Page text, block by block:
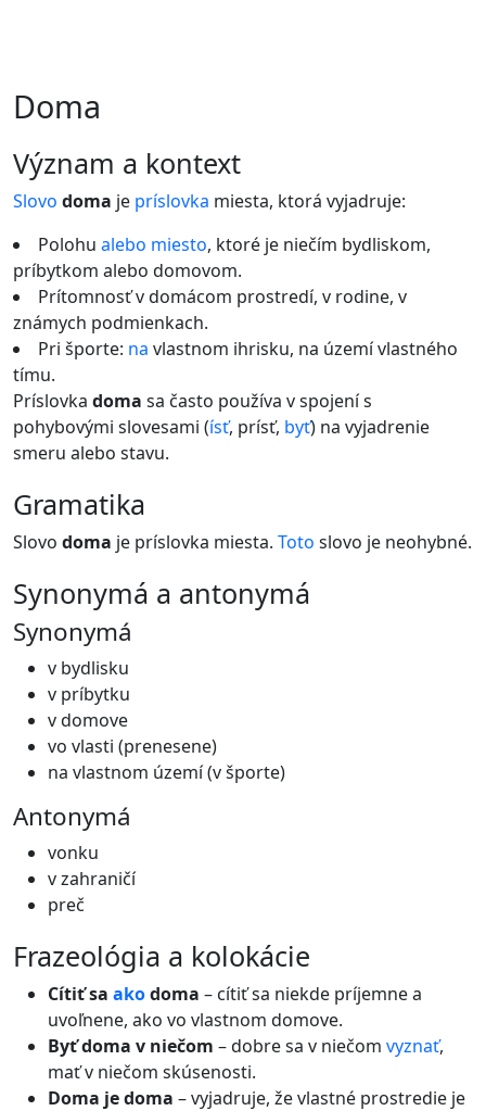
Doma
význam a kontext
Slovo doma je príslovka miesta, ktorá vyjadruje:
Polohu alebo miesto, ktoré je niečím bydliskom,
príbytkom alebo domovom.
Prítomnosť v domácom prostredí, v rodine, v
známych podmienkach.
Pri športe: na vlastnom ihrisku, na území vlastného
tímu.
Príslovka doma sa často používa v spojení s
pohybovými slovesami (ísť, prísť, byť) na vyjadrenie
smeru alebo stavu.
gramatika
Slovo doma je príslovka miesta. Toto slovo je neohybné.
synonymá a antonymá
Synonymá
v bydlisku
v príbytku
v domove
vo vlasti (prenesene)
na vlastnom území (v športe)
Antonymá
vonku
v zahraničí
preč
frazeológia a kolokácie
Cítiť sa akodoma – cítiť sa niekde príjemne a
uvoľnene, ako vo vlastnom domove.
Byť doma v niečom – dobre sa v niečom vyznať,
mať v niečom skúsenosti.
Doma je doma – vyjadruje, že vlastné prostredie je